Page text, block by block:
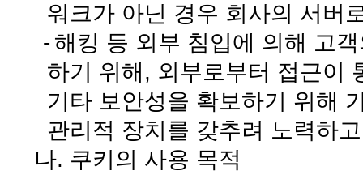
워크가 아닌 경우 회사의 서버
- 해킹 등 외부 침입에 의해 고
하기 위해, 외부로부터 접근이
기타 보안성을 확보하기 위해
관리적 장치를 갖추려 노력하
나. 쿠키의 사용 목적